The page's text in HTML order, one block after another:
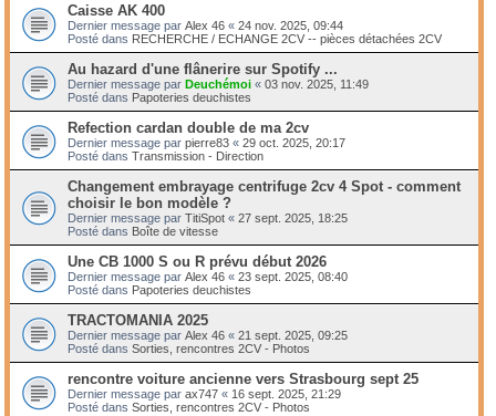
Caisse AK 400
Dernier message par Alex 46 « 24 nov. 2025, 09:44
Posté dans RECHERCHE / ECHANGE 2CV -- pièces détachées 2CV
Au hazard d'une flânerire sur Spotify ...
Dernier message par Deuchémoi « 03 nov. 2025, 11:49
Posté dans Papoteries deuchistes
Refection cardan double de ma 2cv
Dernier message par pierre83 « 29 oct. 2025, 20:17
Posté dans Transmission - Direction
Changement embrayage centrifuge 2cv 4 Spot - comment
choisir le bon modèle ?
Dernier message par TitiSpot « 27 sept. 2025, 18:25
Posté dans Boîte de vitesse
Une CB 1000 S ou R prévu début 2026
Dernier message par Alex 46 « 23 sept. 2025, 08:40
Posté dans Papoteries deuchistes
TRACTOMANIA 2025
Dernier message par Alex 46 « 21 sept. 2025, 09:25
Posté dans Sorties, rencontres 2CV - Photos
rencontre voiture ancienne vers Strasbourg sept 25
Dernier message par ax747 « 16 sept. 2025, 21:29
Posté dans Sorties, rencontres 2CV - Photos